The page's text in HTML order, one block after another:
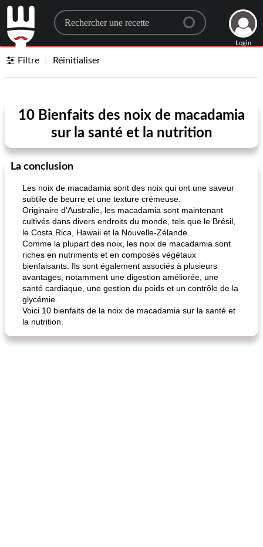
Search for a recipe
Login
Filtre Réinitialiser
10 Bienfaits des noix de macadamia
sur la santé et la nutrition
La conclusion
Les noix de macadamia sont des noix qui ont une saveur
subtile de beurre et une texture crémeuse.
Originaire d'Australie, les macadamia sont maintenant
cultivés dans divers endroits du monde, tels que le Brésil,
le Costa Rica, Hawaii et la Nouvelle-Zélande.
Comme la plupart des noix, les noix de macadamia sont
riches en nutriments et en composés végétaux
bienfaisants. Ils sont également associés à plusieurs
avantages, notamment une digestion améliorée, une
santé cardiaque, une gestion du poids et un contrôle de la
glycémie.
Voici 10 bienfaits de la noix de macadamia sur la santé et
la nutrition.